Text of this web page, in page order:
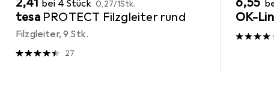
bei 4 Stück 0,27/1Stk.
tesa PROTECT Filzgleiter rund
Filzgleiter, 9 Stk.
27
OK-